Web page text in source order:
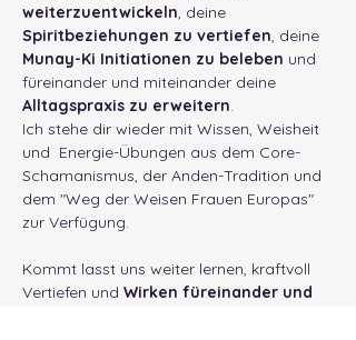
weiterzuentwickeln, deine
Spiritbeziehungen zu vertiefen, deine
Munay-Ki Initiationen zu beleben und
füreinander und miteinander deine
Alltagspraxis zu erweitern.
Ich stehe dir wieder mit Wissen, Weisheit
und  Energie-Übungen aus dem Core-
Schamanismus, der Anden-Tradition und
dem "Weg der Weisen Frauen Europas"
zur Verfügung.
Kommt lasst uns weiter lernen, kraftvoll
Vertiefen und Wirken füreinander und